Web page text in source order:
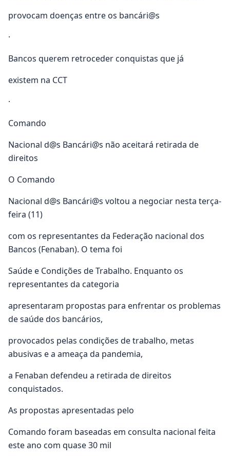
provocam doenças entre os bancári@s
·
Bancos querem retroceder conquistas que já
existem na CCT
·
Comando
Nacional d@s Bancári@s não aceitará retirada de
direitos
O Comando
Nacional d@s Bancári@s voltou a negociar nesta terça-
feira (11)
com os representantes da Federação nacional dos
Bancos (Fenaban). O tema foi
Saúde e Condições de Trabalho. Enquanto os
representantes da categoria
apresentaram propostas para enfrentar os problemas
de saúde dos bancários,
provocados pelas condições de trabalho, metas
abusivas e a ameaça da pandemia,
a Fenaban defendeu a retirada de direitos
conquistados.
As propostas apresentadas pelo
Comando foram baseadas em consulta nacional feita
este ano com quase 30 mil